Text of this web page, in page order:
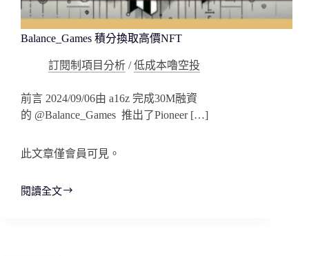
Balance_Games 積分換取高價NFT
訂閱制項目分析 /低成本嚕空投
前言 2024/09/06由 a16z 完成30M融資
的 @Balance_Games 推出了Pioneer […]
此文章僅會員可見。
閱讀全文
Balance_Games 積